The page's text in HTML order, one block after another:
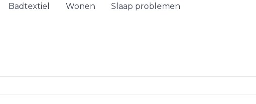
Badtextiel Wonen Slaap problemen